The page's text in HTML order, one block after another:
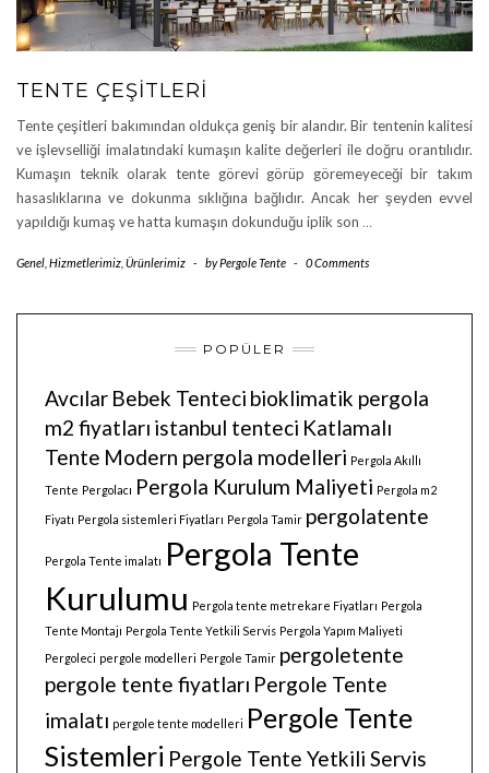
TENTE ÇEŞITLERI
Tente çeşitleri bakımından oldukça geniş bir alandır. Bir tentenin kalitesi
ve işlevselliği imalatındaki kumaşın kalite değerleri ile doğru orantılıdır.
Kumaşın teknik olarak tente görevi görüp göremeyeceği bir takım
hasaslıklarına ve dokunma sıklığına bağlıdır. Ancak her şeyden evvel
yapıldığı kumaş ve hatta kumaşın dokunduğu iplik son …
Genel Hizmetlerimiz Ürünlerimiz - byPergole Tente - 0 Comments
POPÜLER
Avcılar Bebek Tenteci bioklimatik pergola
m2 fiyatları istanbul tenteci Katlamalı
Tente Modern pergola modelleri Pergola Akıllı
Tente Pergolacı Pergola Kurulum Maliyeti Pergola m2
Fiyatı Pergola sistemleri Fiyatları Pergola Tamir pergolatente
Pergola Tente imalatı Pergola Tente
Kurulumu Pergola tente metrekare Fiyatları Pergola
Tente Montajı Pergola Tente Yetkili Servis Pergola Yapım Maliyeti
Pergoleci pergole modelleri Pergole Tamir pergoletente
pergole tente fiyatları Pergole Tente
imalatı pergole tente modelleri Pergole Tente
Sistemleri Pergole Tente Yetkili Servis